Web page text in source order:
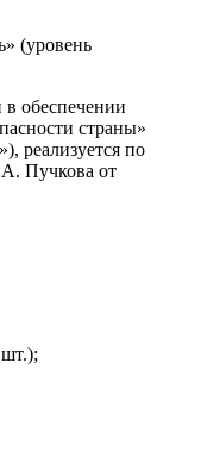
(уровень
обеспечении
страны»
реализуется по
Пучкова от